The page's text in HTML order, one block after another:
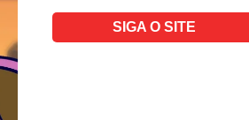
SIGA O SITE